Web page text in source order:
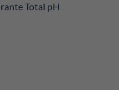
Total pH